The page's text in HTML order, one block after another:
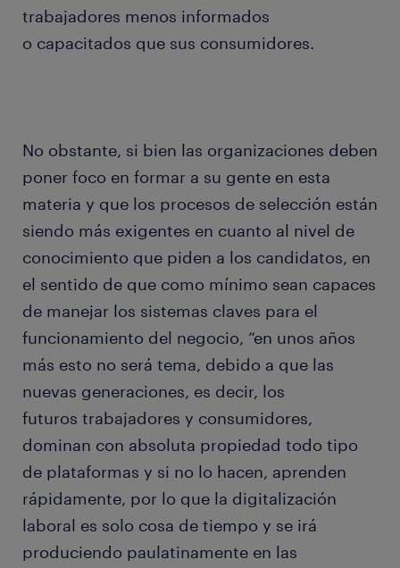
trabajadores menos informados
o capacitados que sus consumidores.
No obstante, si bien las organizaciones deben
poner foco en formar a su gente en esta
materia y que los procesos de selección están
siendo más exigentes en cuanto al nivel de
conocimiento que piden a los candidatos, en
el sentido de que como mínimo sean capaces
de manejar los sistemas claves para el
funcionamiento del negocio, “en unos años
más esto no será tema, debido a que las
nuevas generaciones, es decir, los
futuros trabajadores y consumidores,
dominan con absoluta propiedad todo tipo
de plataformas y si no lo hacen, aprenden
rápidamente, por lo que la digitalización
laboral es solo cosa de tiempo y se irá
produciendo paulatinamente en las